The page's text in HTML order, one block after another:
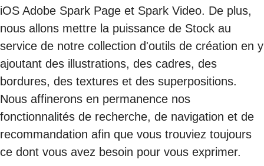
iOS Adobe Spark Page et Spark Video. De plus,
nous allons mettre la puissance de Stock au
service de notre collection d'outils de création en y
ajoutant des illustrations, des cadres, des
bordures, des textures et des superpositions.
Nous affinerons en permanence nos
fonctionnalités de recherche, de navigation et de
recommandation afin que vous trouviez toujours
ce dont vous avez besoin pour vous exprimer.